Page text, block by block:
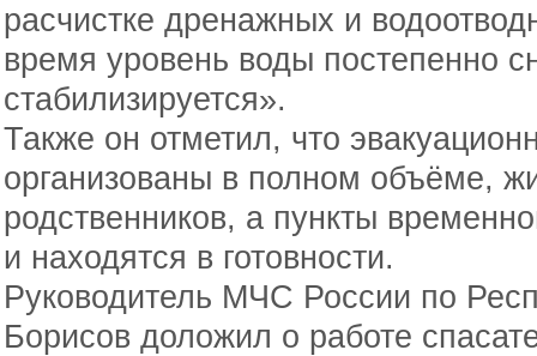
расчистке дренажных и
время уровень воды постепенно
стабилизируется».
Также он отметил, что
организованы в полном объёме,
родственников, а пункты
и находятся в готовности.
Руководитель МЧС России по
Борисов доложил о работе